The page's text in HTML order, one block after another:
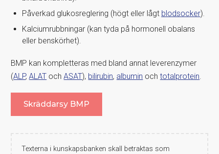
Påverkad glukosreglering (högt eller lågt blodsocker).
Kalciumrubbningar (kan tyda på hormonell obalans
eller benskörhet).
BMP kan kompletteras med bland annat leverenzymer
(ALP,ALAT ochASAT), bilirubin, albumin ochtotalprotein
Skräddarsy BMP
Texterna i kunskapsbanken skall betraktas som